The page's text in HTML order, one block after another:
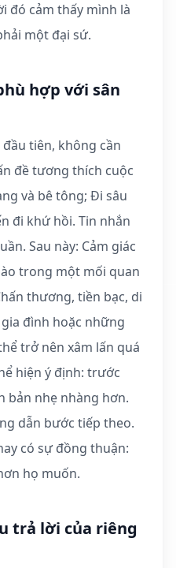
đó cảm thấy mình là
một đại sứ.
hợp với sân
tiên, không cần
đề tương thích cuộc
và bê tông; Đi sâu
đi khứ hồi. Tin nhắn
Sau này: Cảm giác
trong một mối quan
thương, tiền bạc, di
đình hoặc những
trở nên xâm lấn quá
hiện ý định: trước
bản nhẹ nhàng hơn.
dẫn bước tiếp theo.
có sự đồng thuận:
họ muốn.
trả lời của riêng